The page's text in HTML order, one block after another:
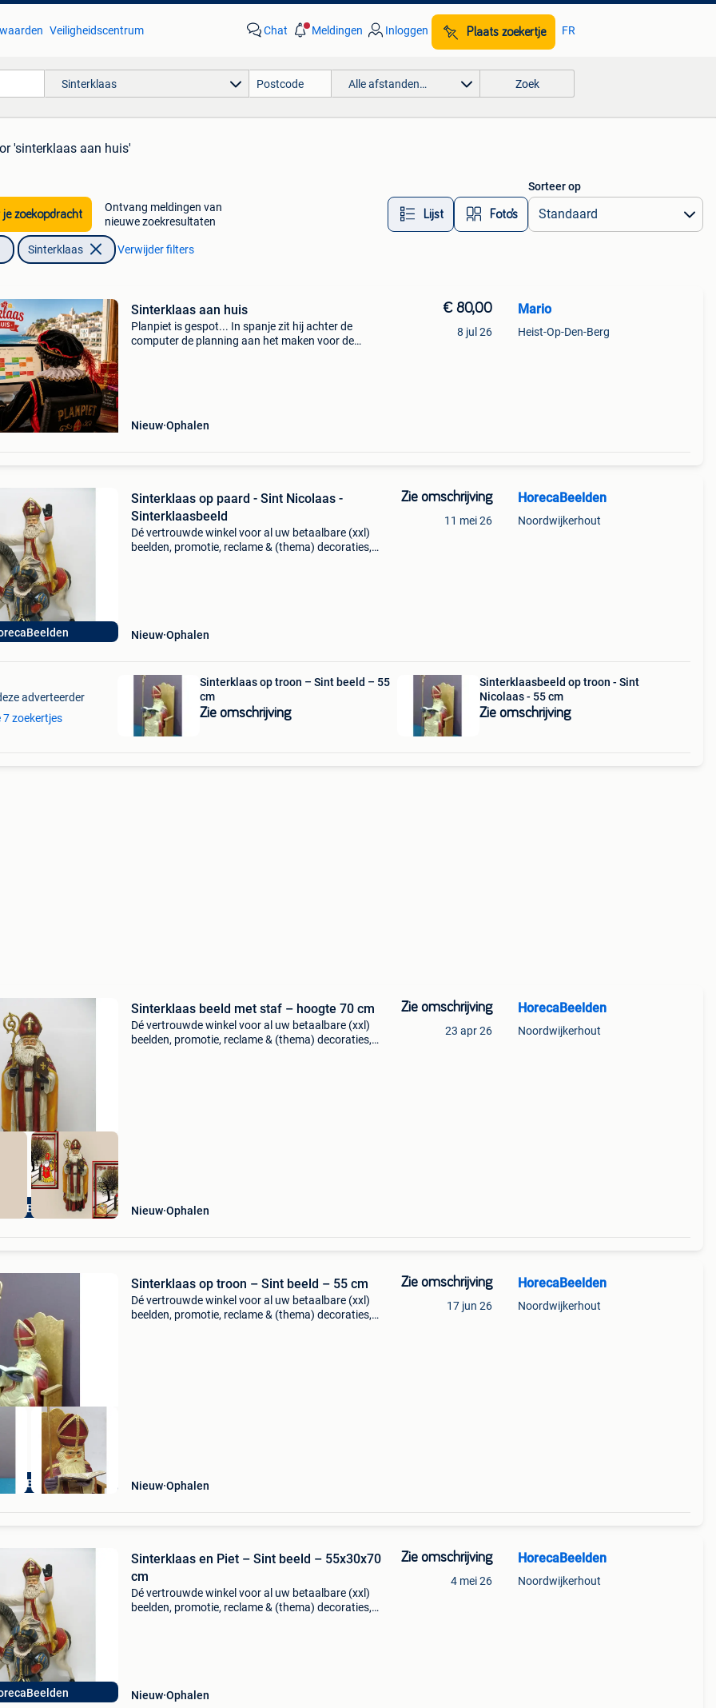
Veiligheidscentrum Chat Meldingen Inloggen Plaats zoekertje FR
Sinterklaas Alle afstanden… Zoek
'sinterklaas aan huis'
je zoekopdracht
Ontvang meldingen van
nieuwe zoekresultaten
Lijst Foto’s
Sorteer op
Sinterklaas Verwijder filters
Sinterklaas aan huis
Planpiet is gespot... In spanje zit hij achter de
computer de planning aan het maken voor de
Nieuw Ophalen
€ 80,00
8 jul 26
Mario
Heist-Op-Den-Berg
Sinterklaas op paard - Sint Nicolaas -
Sinterklaasbeeld
Dé vertrouwde winkel voor al uw betaalbare (xxl)
beelden, promotie, reclame & (thema) decoraties,
Nieuw Ophalen
Zie omschrijving
11 mei 26
HorecaBeelden
Noordwijkerhout
adverteerder
7 zoekertjes
Sinterklaas op troon – Sint beeld – 55
cm
Zie omschrijving
Sinterklaasbeeld op troon - Sint
Nicolaas - 55 cm
Zie omschrijving
Sinterklaas beeld met staf – hoogte 70 cm
Dé vertrouwde winkel voor al uw betaalbare (xxl)
beelden, promotie, reclame & (thema) decoraties,
Nieuw Ophalen
Zie omschrijving
23 apr 26
HorecaBeelden
Noordwijkerhout
Sinterklaas op troon – Sint beeld – 55 cm
Dé vertrouwde winkel voor al uw betaalbare (xxl)
beelden, promotie, reclame & (thema) decoraties,
Nieuw Ophalen
Zie omschrijving
17 jun 26
HorecaBeelden
Noordwijkerhout
Sinterklaas en Piet – Sint beeld – 55x30x70
cm
Dé vertrouwde winkel voor al uw betaalbare (xxl)
beelden, promotie, reclame & (thema) decoraties,
Nieuw Ophalen
Zie omschrijving
4 mei 26
HorecaBeelden
Noordwijkerhout